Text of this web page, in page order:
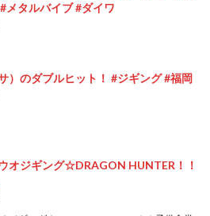
メタルバイブ #ダイワ
）のダブルヒット！ #ジギング #福岡
オジギング☆DRAGON HUNTER！！